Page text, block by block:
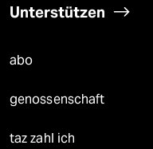
Unterstützen
abo
genossenschaft
taz zahl ich